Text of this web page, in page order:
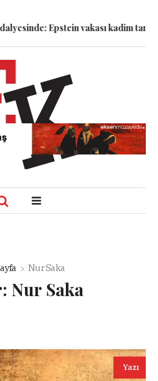
Epstein vakası kadim
Nur Saka
Nur Saka
Yazı